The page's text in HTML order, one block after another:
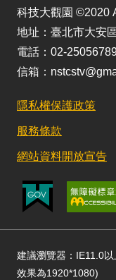
科技大觀園 ©2020
地址：臺北市大安
電話：02-
信箱：
隱私權保護政策
服務條款
網站資料開放宣告
建議瀏覽器：IE11.0
效果為1920*1080)